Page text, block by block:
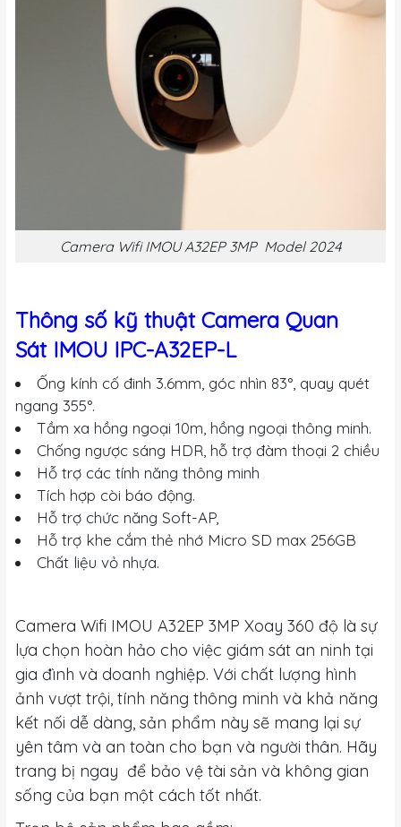
Camera Wifi IMOU A32EP 3MP Model 2024
Thông số kỹ thuật Camera Quan
Sát IMOU IPC-A32EP-L
Ống kính cố đinh 3.6mm, góc nhìn 83°, quay quét
ngang 355°.
Tầm xa hồng ngoại 10m, hồng ngoại thông minh.
Chống ngược sáng HDR, hỗ trợ đàm thoại 2 chiều
Hỗ trợ các tính năng thông minh
Tích hợp còi báo động.
Hỗ trợ chức năng Soft-AP,
Hỗ trợ khe cắm thẻ nhớ Micro SD max 256GB
Chất liệu vỏ nhựa.
Camera Wifi IMOU A32EP 3MP Xoay 360 độ là sự
lựa chọn hoàn hảo cho việc giám sát an ninh tại
gia đình và doanh nghiệp. Với chất lượng hình
ảnh vượt trội, tính năng thông minh và khả năng
kết nối dễ dàng, sản phẩm này sẽ mang lại sự
yên tâm và an toàn cho bạn và người thân. Hãy
trang bị ngay để bảo vệ tài sản và không gian
sống của bạn một cách tốt nhất.